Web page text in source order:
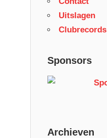
Uitslagen
Clubrecords
Sponsors
Archieven